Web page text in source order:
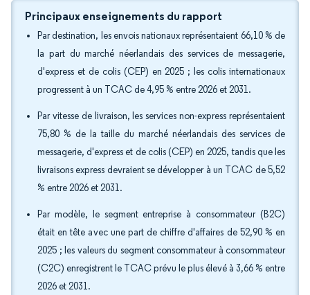
Principaux enseignements du rapport
Par destination, les envois nationaux représentaient 66,10 % de
la part du marché néerlandais des services de messagerie,
d'express et de colis (CEP) en 2025 ; les colis internationaux
progressent à un TCAC de 4,95 % entre 2026 et 2031.
Par vitesse de livraison, les services non-express représentaient
75,80 % de la taille du marché néerlandais des services de
messagerie, d'express et de colis (CEP) en 2025, tandis que les
livraisons express devraient se développer à un TCAC de 5,52
% entre 2026 et 2031.
Par modèle, le segment entreprise à consommateur (B2C)
était en tête avec une part de chiffre d'affaires de 52,90 % en
2025 ; les valeurs du segment consommateur à consommateur
(C2C) enregistrent le TCAC prévu le plus élevé à 3,66 % entre
2026 et 2031.